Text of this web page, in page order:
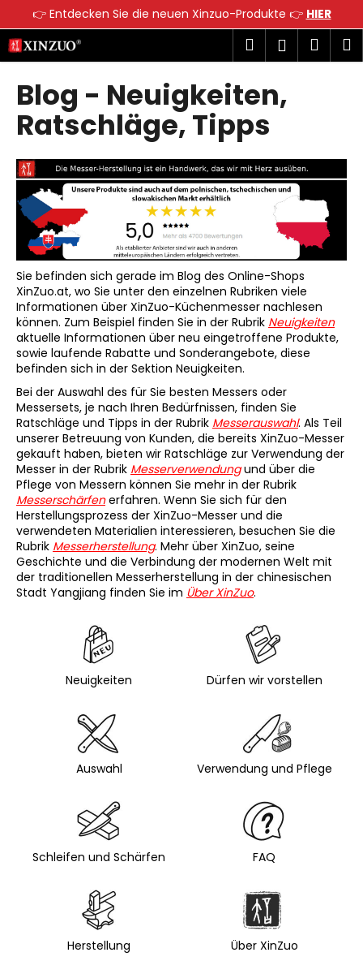
👉 Entdecken Sie die neuen Xinzuo-Produkte 👉 HIER
Zum
Inhalt
springen
Suchen
Login
Blog - Neuigkeiten,
Ratschläge, Tipps
Sie befinden sich gerade im Blog des Online-Shops
XinZuo.at, wo Sie unter den einzelnen Rubriken viele
Informationen über XinZuo-Küchenmesser nachlesen
können. Zum Beispiel finden Sie in der Rubrik Neuigkeiten
aktuelle Informationen über neu eingetroffene Produkte,
sowie laufende Rabatte und Sonderangebote, diese
befinden sich in der Sektion Neuigkeiten.
Bei der Auswahl des für Sie besten Messers oder
Messersets, je nach Ihren Bedürfnissen, finden Sie
Ratschläge und Tipps in der Rubrik Messerauswahl. Als Teil
unserer Betreuung von Kunden, die bereits XinZuo-Messer
gekauft haben, bieten wir Ratschläge zur Verwendung der
Messer in der Rubrik Messerverwendungund über die
Pflege von Messern können Sie mehr in der Rubrik
Messerschärfenerfahren. Wenn Sie sich für den
Herstellungsprozess der XinZuo-Messer und die
verwendeten Materialien interessieren, besuchen Sie die
Rubrik Messerherstellung. Mehr über XinZuo, seine
Geschichte und die Verbindung der modernen Welt mit
der traditionellen Messerherstellung in der chinesischen
Stadt Yangjiang finden Sie im Über XinZuo.
Neuigkeiten Dürfen wir vorstellen
Auswahl Verwendung und Pflege
Schleifen und Schärfen FAQ
Herstellung Über XinZuo
a
Zurück
zum
Zurück
zum
W
a
s
s
u
c
h
n
S
i
e
?
SUCHEN
W
i
r
e
m
p
f